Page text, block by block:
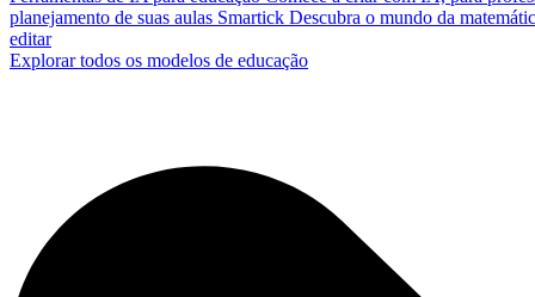
planejamento de suas aulas Smartick Descubra o mundo da
editar
Explorar todos os modelos de educação